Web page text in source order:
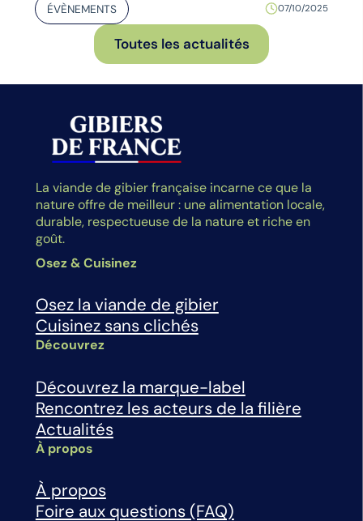
ÉVÈNEMENTS 07/10/2025
Toutes les actualités
La viande de gibier française incarne ce que la
nature offre de meilleur : une alimentation locale,
durable, respectueuse de la nature et riche en
goût.
Osez & Cuisinez
Osez la viande de gibier
Cuisinez sans clichés
Découvrez
Découvrez la marque-label
Rencontrez les acteurs de la filière
Actualités
À propos
À propos
Foire aux questions (FAQ)